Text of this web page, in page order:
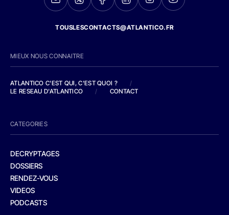
TOUSLESCONTACTS@ATLANTICO.FR
MIEUX NOUS CONNAITRE
ATLANTICO C'EST QUI, C'EST QUOI ?
/
LE RESEAU D'ATLANTICO
/ CONTACT
CATEGORIES
DECRYPTAGES
DOSSIERS
RENDEZ-VOUS
VIDEOS
PODCASTS